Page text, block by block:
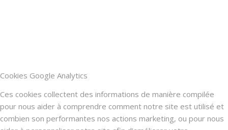
Cookies Google Analytics
Ces cookies collectent des informations de manière compilée
pour nous aider à comprendre comment notre site est utilisé et
combien son performantes nos actions marketing, ou pour nous